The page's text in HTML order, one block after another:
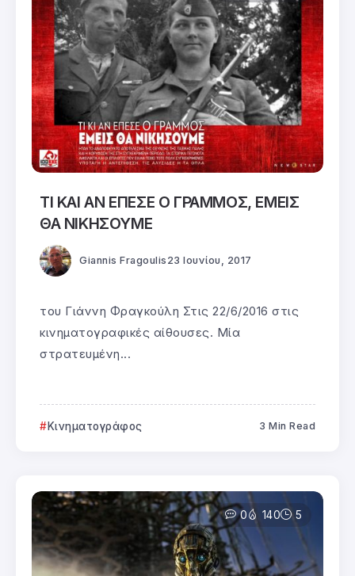
ΤΙ ΚΑΙ ΑΝ ΕΠΕΣΕ Ο ΓΡΑΜΜΟΣ, ΕΜΕΙΣ
ΘΑ ΝΙΚΗΣΟΥΜΕ
Giannis Fragoulis 23 Ιουνίου, 2017
του Γιάννη Φραγκούλη Στις 22/6/2016 στις
κινηματογραφικές αίθουσες. Μία
στρατευμένη...
Κινηματογράφος 3 Min Read
0 140 5